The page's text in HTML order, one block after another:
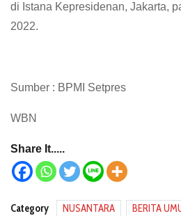
di Istana Kepresidenan, Jakarta,
2022.
Sumber : BPMI Setpres
WBN
Share It.....
Category NUSANTARA BERITA